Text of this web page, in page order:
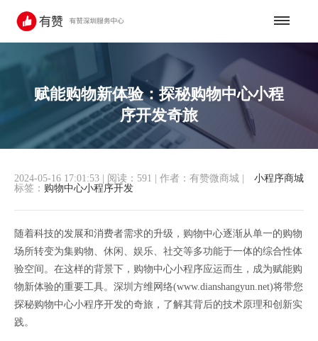
赋能购物新体验：探秘购物中心小程
序开发奇旅
小程序商城
2024-05-16 17:01:53 阅读：591 作者：有赞微商城
标签： 购物中心小程序开发
随着科技的发展和消费者需求的升级，购物中心逐渐从单一的购物
场所转变为集购物、休闲、娱乐、社交等多功能于一体的综合性体
验空间。在这样的背景下，购物中心小程序应运而生，成为赋能购
物新体验的重要工具。深圳方维网络(www.dianshangyun.net)将带您
探秘购物中心小程序开发的奇旅，了解其背后的技术原理和创新实
践。